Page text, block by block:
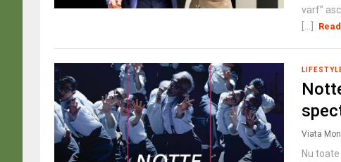
varf”
Viata
Nu